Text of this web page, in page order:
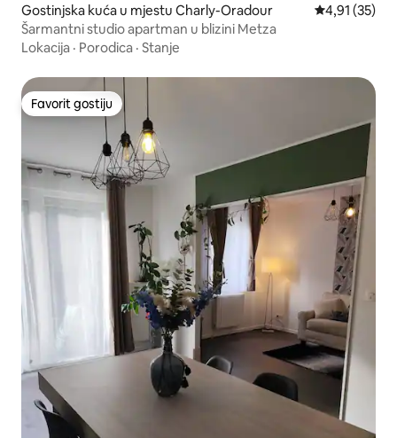
Gostinjska kuća u mjestu Charly-Oradour Prosječna
4,91 (35)
Šarmantni studio apartman u blizini Metza
Lokacija · Porodica · Stanje
Favorit gostiju
Favorit gostiju